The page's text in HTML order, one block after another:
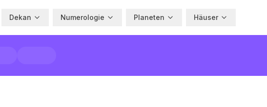
Dekan Numerologie Planeten Häuser